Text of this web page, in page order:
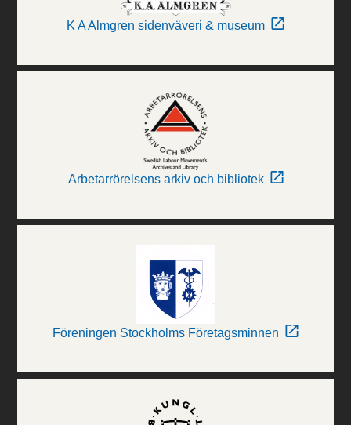
K A Almgren sidenväveri & museum
Arbetarrörelsens arkiv och bibliotek
Föreningen Stockholms Företagsminnen